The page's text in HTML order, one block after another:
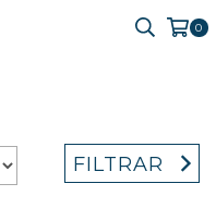
0
FILTRAR